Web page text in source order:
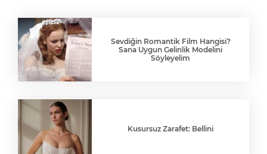
Sevdiğin Romantik Film Hangisi?
Sana Uygun Gelinlik Modelini
Söyleyelim
Kusursuz Zarafet: Bellini